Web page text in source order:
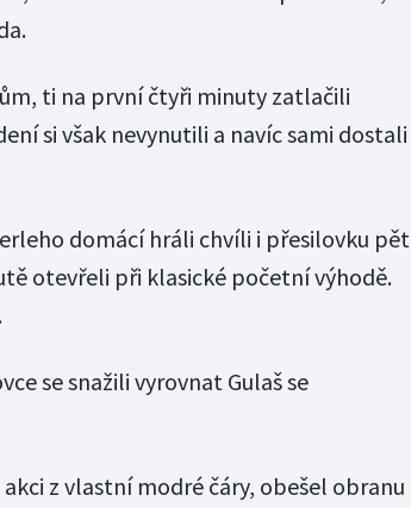
ti na první čtyři minuty zatlačili
si však nevynutili a navíc sami dostali
domácí hráli chvíli i přesilovku pět
otevřeli při klasické početní výhodě.
se snažili vyrovnat Gulaš se
z vlastní modré čáry, obešel obranu